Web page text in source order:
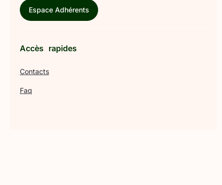
Espace Adhérents
Accès rapides
Contacts
Faq